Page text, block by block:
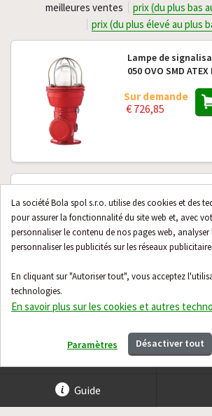
La société Bola spol s.r.o. utilise des cookies et des
pour assurer la fonctionnalité du site web et, avec
personnaliser le contenu de nos pages web,
personnaliser les publicités sur les réseaux
En cliquant sur "Autoriser tout", vous acceptez
technologies.
En savoir plus sur les cookies et autres
Paramètres Désactiver tout
meilleures ventes
prix (du plus bas
prix (du plus élevé au plus
Lampe de
050 OVO SMD
Sur demande
€ 726,85
EX-D (SIR-97223)
Sur demande
€ 1 026,73
Guide